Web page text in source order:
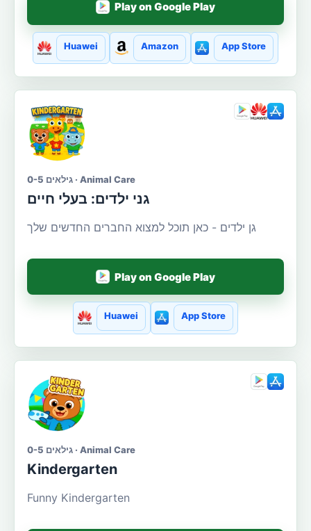
Play on Google Play
Huawei Amazon App Store
גילאים 0-5 · Animal Care
גני ילדים: בעלי חיים
גן ילדים - כאן תוכל למצוא החברים החדשים שלך
Play on Google Play
Huawei App Store
גילאים 0-5 · Animal Care
Kindergarten
Funny Kindergarten